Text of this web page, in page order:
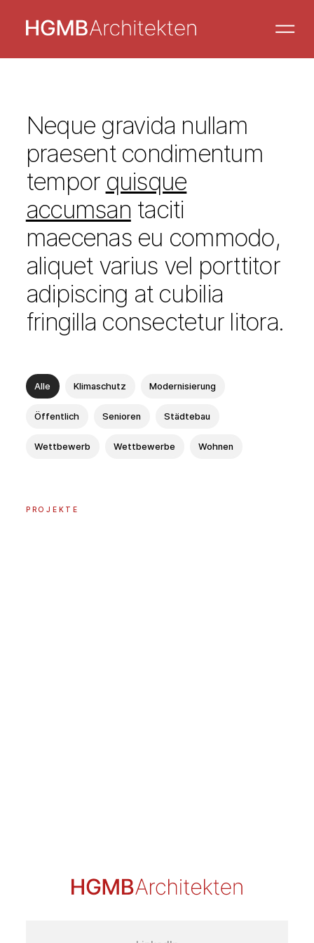
Neque gravida nullam
praesent condimentum
tempor quisque
accumsan taciti
maecenas eu commodo,
aliquet varius vel porttitor
adipiscing at cubilia
fringilla consectetur litora.
Alle Klimaschutz Modernisierung
Öffentlich Senioren Städtebau
Wettbewerb Wettbewerbe Wohnen
PROJEKTE